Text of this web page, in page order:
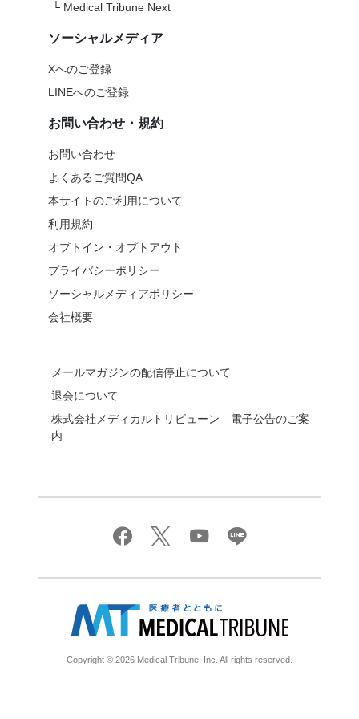
└ Medical Tribune Next
ソーシャルメディア
Xへのご登録
LINEへのご登録
お問い合わせ・規約
お問い合わせ
よくあるご質問QA
本サイトのご利用について
利用規約
オプトイン・オプトアウト
プライバシーポリシー
ソーシャルメディアポリシー
会社概要
メールマガジンの配信停止について
退会について
株式会社メディカルトリビューン 電子公告のご案
内
Copyright © 2026 Medical Tribune, Inc. All rights reserved.